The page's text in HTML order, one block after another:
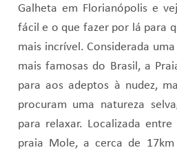
Galheta em Florianópolis e
fácil e o que fazer por lá para
mais incrível. Considerada
mais famosas do Brasil, a
para aos adeptos à nudez,
procuram uma natureza
para relaxar. Localizada
praia Mole, a cerca de